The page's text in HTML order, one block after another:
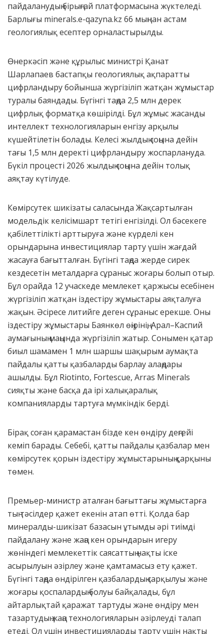
пайдаланудың бірыңғай платформасына жүктеледі.
Барлығы minerals.e-qazyna.kz 66 мыңнан астам
геологиялық есептер орналастырылды.
Өнеркәсіп және құрылыс министрі Қанат
Шарлапаев бастапқы геологиялық ақпаратты
цифрландыру бойынша жүргізіліп жатқан жұмыстар
туралы баяндады. Бүгінгі таңда 2,5 млн дерек
цифрлық форматқа көшірілді. Бұл жұмыс жасанды
интеллект технологияларын енгізу арқылы
күшейтілетін болады. Келесі жылдың соңына дейін
тағы 1,5 млн деректі цифрландыру жоспарлануда.
Бүкіл процесті 2026 жылдың соңына дейін толық
аяқтау күтілуде.
Көмірсутек шикізаты саласында Жақсартылған
модельдік келісімшарт тетігі енгізілді. Ол бәсекеге
қабілеттілікті арттыруға және күрделі кен
орындарына инвестициялар тарту үшін жағдай
жасауға бағытталған. Бүгінгі таңда жерде сирек
кездесетін металдарға сұраныс жоғары болып отыр.
Бұл орайда 12 учаскеде мемлекет қаржысы есебінен
жүргізіліп жатқан іздестіру жұмыстары аяқталуға
жақын. Әсіресе литийге деген сұраныс ерекше. Оны
іздестіру жұмыстары Баянкөл өңірінің, Арал–Каспий
аумағының маңында жүргізіліп жатыр. Сонымен қатар
биыл шамамен 1 млн шаршы шақырым аумақта
пайдалы қатты қазбаларды барлау алаңдары
ашылды. Бұл Riotinto, Fortescue, Arras Minerals
сияқты және басқа да ірі халықаралық
компанияларды тартуға мүмкіндік берді.
Бірақ соған қарамастан бізде кен өндіру деңгейі
кеміп барады. Себебі, қатты пайдалы қазбалар мен
көмірсутек қорын іздестіру жұмыстарының қарқыны
төмен.
Премьер-министр аталған бағыттағы жұмыстарға
тың тәсілдер қажет екенін атап өтті. Қолда бар
минералды-шикізат базасын ұтымды әрі тиімді
пайдалану және жаңа кен орындарын игеру
жөніндегі мемлекеттік саясаттың нақты іске
асырылуын әзірлеу және қамтамасыз ету қажет.
Бүгінгі таңда өндірілген қазбалардың сарқылуы және
жоғары қоспалардың болуы байқалады, бұл
айтарлықтай қаражат тартуды және өндіру мен
тазартудың жаңа технологияларын әзірлеуді талап
етеді. Ол үшін инвестицияларды тарту үшін нақты